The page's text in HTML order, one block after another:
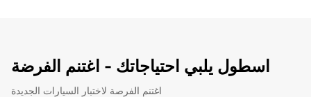
اسطول يلبي احتياجاتك - اغتنم الفرضة
اغتنم الفرصة لاختبار السيارات الجديدة